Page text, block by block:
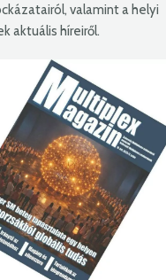
valamint a helyi
aktuális híreiről.